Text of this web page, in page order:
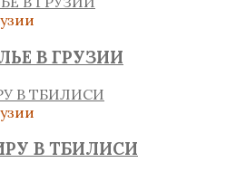
В ГРУЗИИ
В ТБИЛИСИ